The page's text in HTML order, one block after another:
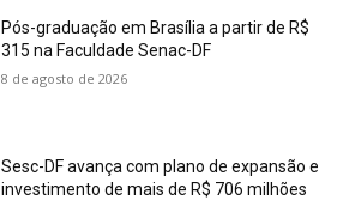
Pós-graduação em Brasília a partir de R$
315 na Faculdade Senac-DF
8 de agosto de 2026
Sesc-DF avança com plano de expansão e
investimento de mais de R$ 706 milhões